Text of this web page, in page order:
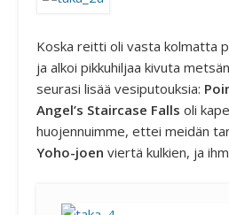
Koska reitti oli vasta kolmatta
ja alkoi pikkuhiljaa kivuta
seurasi lisää vesiputouksia:
Angel’s Staircase Falls oli
huojennuimme, ettei meidän
Yoho-joen viertä kulkien, ja